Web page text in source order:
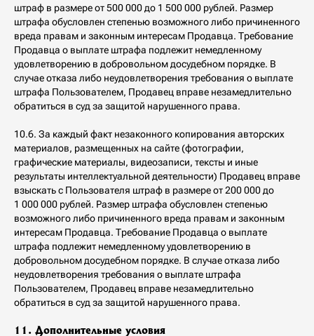
штраф в размере от 500 000 до 1 500 000 рублей. Размер
штрафа обусловлен степенью возможного либо причиненного
вреда правам и законным интересам Продавца. Требование
Продавца о выплате штрафа подлежит немедленному
удовлетворению в добровольном досудебном порядке. В
случае отказа либо неудовлетворения требования о выплате
штрафа Пользователем, Продавец вправе незамедлительно
обратиться в суд за защитой нарушенного права.
10.6. За каждый факт незаконного копирования авторских
материалов, размещенных на сайте (фотографии,
графические материалы, видеозаписи, тексты и иные
результаты интеллектуальной деятельности) Продавец вправе
взыскать с Пользователя штраф в размере от 200 000 до
1 000 000 рублей. Размер штрафа обусловлен степенью
возможного либо причиненного вреда правам и законным
интересам Продавца. Требование Продавца о выплате
штрафа подлежит немедленному удовлетворению в
добровольном досудебном порядке. В случае отказа либо
неудовлетворения требования о выплате штрафа
Пользователем, Продавец вправе незамедлительно
обратиться в суд за защитой нарушенного права.
11. Дополнительные условия